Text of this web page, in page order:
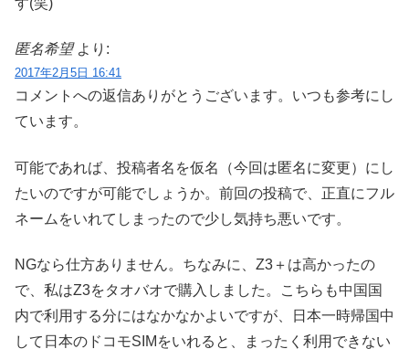
匿名希望 より:
2017年2月5日 16:41
コメントへの返信ありがとうございます。いつも参考にし
ています。
可能であれば、投稿者名を仮名（今回は匿名に変更）にし
たいのですが可能でしょうか。前回の投稿で、正直にフル
ネームをいれてしまったので少し気持ち悪いです。
NGなら仕方ありません。ちなみに、Z3＋は高かったの
で、私はZ3をタオバオで購入しました。こちらも中国国
内で利用する分にはなかなかよいですが、日本一時帰国中
して日本のドコモSIMをいれると、まったく利用できない